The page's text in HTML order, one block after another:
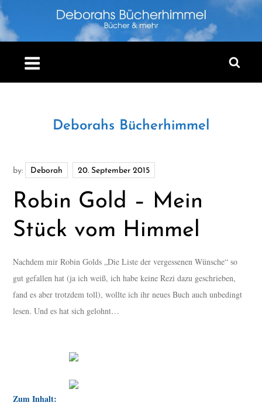
Skip
to
content
Deborahs Bücherhimmel
by: Deborah
Robin Gold – Mein
Stück vom Himmel
Nachdem mir Robin Golds „Die Liste der vergessenen Wünsche“ so
gut gefallen hat (ja ich weiß, ich habe keine Rezi dazu geschrieben,
fand es aber trotzdem toll), wollte ich ihr neues Buch auch unbedingt
lesen. Und es hat sich gelohnt…
Zum Inhalt: